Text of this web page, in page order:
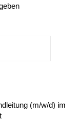
(m/w/d) im